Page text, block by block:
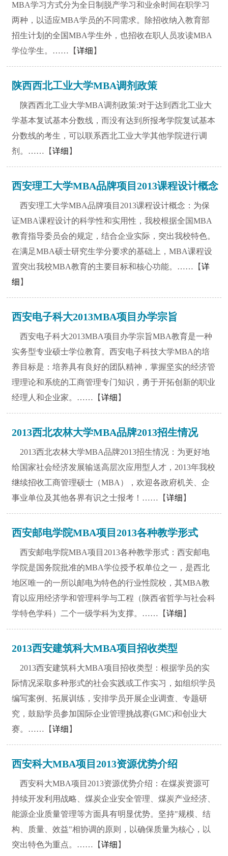
MBA学习方式分为全日制脱产学习和业余时间在职学习
两种，以适应MBA学员的不同需求。除招收纳入教育部
招生计划的全国MBA学生外，也招收在职人员攻读MBA
学位学生。……【详细 】
陕西西北工业大学MBA调剂政策
陕西西北工业大学MBA调剂政策:对于达到西北工业大
学基本复试基本分数线，而没有达到所报考学院复试基本
分数线的考生，可以联系西北工业大学其他学院进行调
剂。……【详细 】
西安理工大学MBA品牌项目2013课程设计概念
西安理工大学MBA品牌项目2013课程设计概念：为保
证MBA课程设计的科学性和实用性，我校根据全国MBA
教育指导委员会的规定，结合企业实际，突出我校特色。
在满足MBA硕士研究生学分要求的基础上，MBA课程设
置突出我校MBA教育的主要目标和核心功能。……【详
细 】
西安电子科大2013MBA项目办学宗旨
西安电子科大2013MBA项目办学宗旨MBA教育是一种
实务型专业硕士学位教育。西安电子科技大学MBA的培
养目标是：培养具有良好的团队精神，掌握坚实的经济管
理理论和系统的工商管理专门知识，勇于开拓创新的职业
经理人和企业家。……【详细 】
2013西北农林大学MBA品牌2013招生情况
2013西北农林大学MBA品牌2013招生情况：为更好地
给国家社会经济发展输送高层次应用型人才，2013年我校
继续招收工商管理硕士（MBA），欢迎各政府机关、企
事业单位及其他各界有识之士报考！……【详细 】
西安邮电学院MBA项目2013各种教学形式
西安邮电学院MBA项目2013各种教学形式：西安邮电
学院是国务院批准的MBA学位授予权单位之一，是西北
地区唯一的一所以邮电为特色的行业性院校，其MBA教
育以应用经济学和管理科学与工程（陕西省哲学与社会科
学特色学科）二个一级学科为支撑。……【详细 】
2013西安建筑科大MBA项目招收类型
2013西安建筑科大MBA项目招收类型：根据学员的实
际情况采取多种形式的社会实践或工作实习，如组织学员
编写案例、拓展训练，安排学员开展企业调查、专题研
究，鼓励学员参加国际企业管理挑战赛(GMC)和创业大
赛。……【详细 】
西安科大MBA项目2013资源优势介绍
西安科大MBA项目2013资源优势介绍：在煤炭资源可
持续开发利用战略、煤炭企业安全管理、煤炭产业经济、
能源企业质量管理等方面具有明显优势。坚持"规模、结
构、质量、效益"相协调的原则，以确保质量为核心，以
突出特色为重点。……【详细 】